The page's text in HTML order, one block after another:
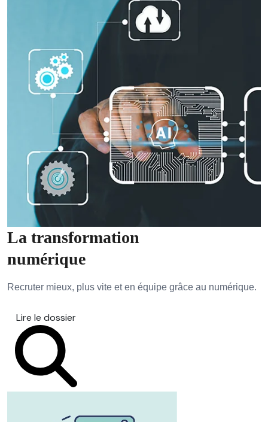
La transformation
numérique
Recruter mieux, plus vite et en équipe grâce au numérique.
Lire le dossier